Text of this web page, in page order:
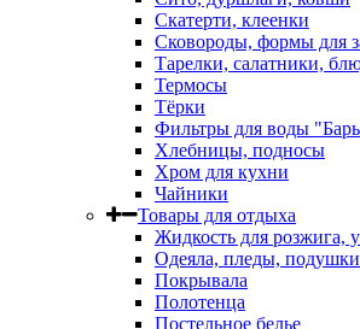
Скатерти, клеенки
Сковороды, формы для
Тарелки, салатники,
Термосы
Тёрки
Фильтры для воды
Хлебницы, подносы
Хром для кухни
Чайники
Товары для отдыха
Жидкость для розжига,
Одеяла, пледы, подушки
Покрывала
Полотенца
Постельное белье